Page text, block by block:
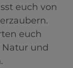
euch von
euch
und